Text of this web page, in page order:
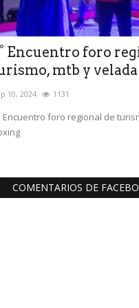
Encuentro foro
mtb y velada
10, 2024 1131
Encuentro foro regional de
COMENTARIOS DE